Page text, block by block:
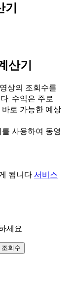
산기
상의 조회수를
. 수익은 주로
로 가능한 예상
사용하여 동영
됩니다서비스
세요
회수